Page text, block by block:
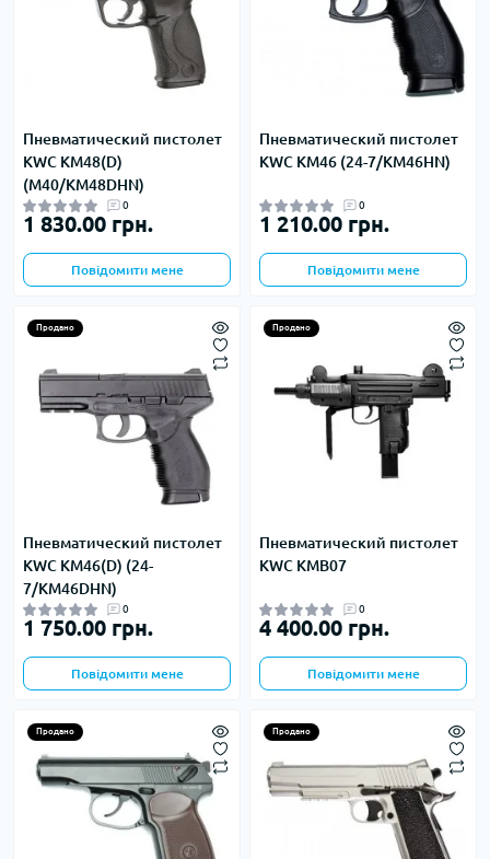
Пневматический пистолет
KWC KM48(D)
(M40/KM48DHN)
0
1 830.00 грн.
Повідомити мене
Пневматический пистолет
KWC KM46 (24-7/KM46HN)
0
1 210.00 грн.
Повідомити мене
Продано
Пневматический пистолет
KWC KM46(D) (24-
7/KM46DHN)
0
1 750.00 грн.
Повідомити мене
Продано
Пневматический пистолет
KWC KMB07
0
4 400.00 грн.
Повідомити мене
Продано Продано